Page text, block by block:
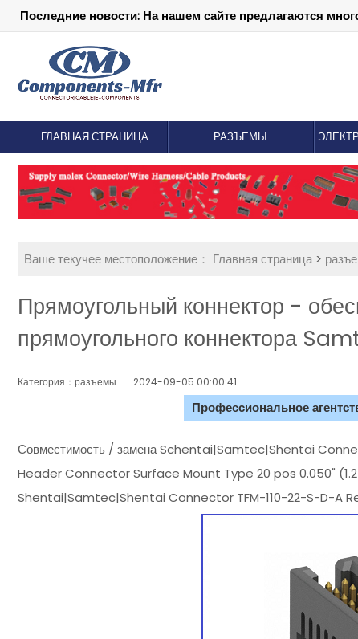
Последние новости: На нашем сайте предлагаются
ГЛАВНАЯ СТРАНИЦА РАЗЪЕМЫ
Ваше текучее местоположение： Главная страница>
Прямоугольный коннектор -
прямоугольного коннектора
Категория：разъемы 2024-09-05 00:00:41
Профессиональное
Совместимость / замена Schentai|Samtec|Shentai
Header Connector Surface Mount Type 20 pos 0.050"
Shentai|Samtec|Shentai Connector TFM-110-22-S-D-A